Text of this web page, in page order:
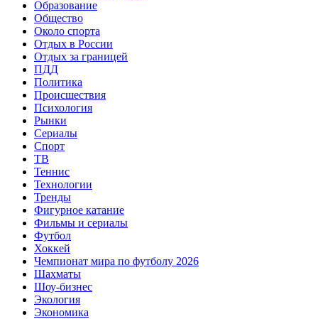
Образование
Общество
Около спорта
Отдых в России
Отдых за границей
ПДД
Политика
Происшествия
Психология
Рынки
Сериалы
Спорт
ТВ
Теннис
Технологии
Тренды
Фигурное катание
Фильмы и сериалы
Футбол
Хоккей
Чемпионат мира по футболу 2026
Шахматы
Шоу-бизнес
Экология
Экономика